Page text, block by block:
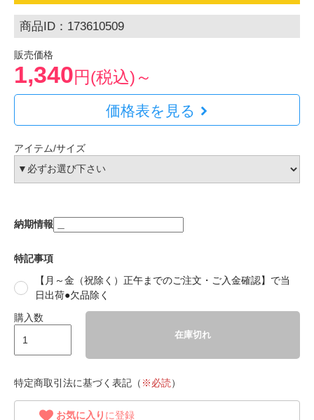
商品ID：173610509
販売価格
1,340円(税込)～
価格表を見る
アイテム/サイズ
納期情報
特記事項
【月～金（祝除く）正午までのご注文・ご入金確認】で当
日出荷●欠品除く
購入数
在庫切れ
特定商取引法に基づく表記（ ※必読）
お気に入り に登録